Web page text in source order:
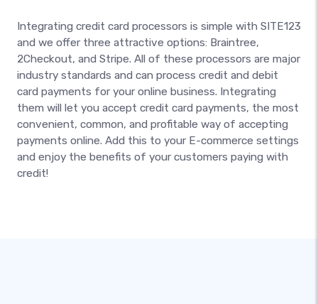
Integrating credit card processors is simple with SITE123
and we offer three attractive options: Braintree,
2Checkout, and Stripe. All of these processors are major
industry standards and can process credit and debit
card payments for your online business. Integrating
them will let you accept credit card payments, the most
convenient, common, and profitable way of accepting
payments online. Add this to your E-commerce settings
and enjoy the benefits of your customers paying with
credit!